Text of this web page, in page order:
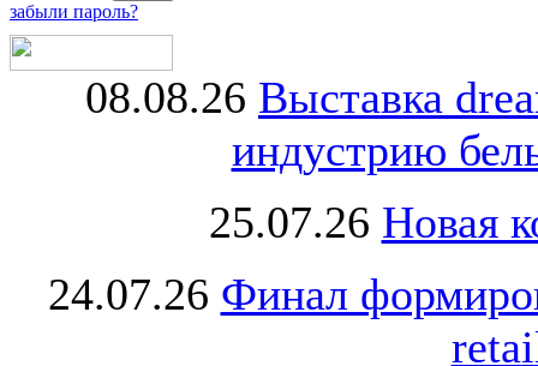
забыли пароль?
08.08.26 Выставка
индустрию
25.07.26 Новая
24.07.26 Финал